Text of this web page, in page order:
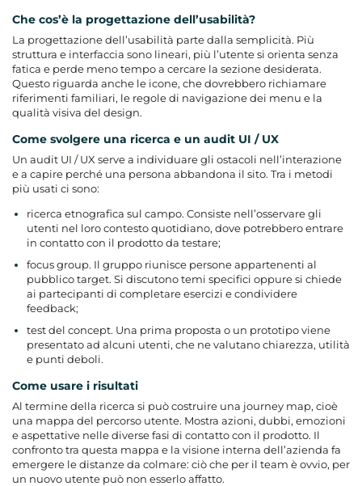
Che cos’è la progettazione dell’usabilità?
La progettazione dell’usabilità parte dalla semplicità. Più
struttura e interfaccia sono lineari, più l’utente si orienta senza
fatica e perde meno tempo a cercare la sezione desiderata.
Questo riguarda anche le icone, che dovrebbero richiamare
riferimenti familiari, le regole di navigazione dei menu e la
qualità visiva del design.
Come svolgere una ricerca e un audit UI / UX
Un audit UI / UX serve a individuare gli ostacoli nell’interazione
e a capire perché una persona abbandona il sito. Tra i metodi
più usati ci sono:
ricerca etnografica sul campo. Consiste nell’osservare gli
utenti nel loro contesto quotidiano, dove potrebbero entrare
in contatto con il prodotto da testare;
focus group. Il gruppo riunisce persone appartenenti al
pubblico target. Si discutono temi specifici oppure si chiede
ai partecipanti di completare esercizi e condividere
feedback;
test del concept. Una prima proposta o un prototipo viene
presentato ad alcuni utenti, che ne valutano chiarezza, utilità
e punti deboli.
Come usare i risultati
Al termine della ricerca si può costruire una journey map, cioè
una mappa del percorso utente. Mostra azioni, dubbi, emozioni
e aspettative nelle diverse fasi di contatto con il prodotto. Il
confronto tra questa mappa e la visione interna dell’azienda fa
emergere le distanze da colmare: ciò che per il team è ovvio, per
un nuovo utente può non esserlo affatto.